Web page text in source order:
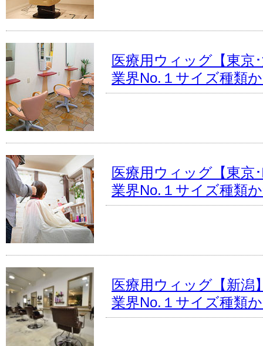
医療用ウィッグ【東京
業界No.１サイズ種類
医療用ウィッグ【東京
業界No.１サイズ種類
医療用ウィッグ【新潟
業界No.１サイズ種類